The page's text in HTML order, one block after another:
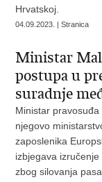
Hrvatskoj.
04.09.2023. | Stranica
Ministar
postupa u
suradnje
Ministar
njegovo
zaposlenika
izbjegava
zbog silovanja pasa.